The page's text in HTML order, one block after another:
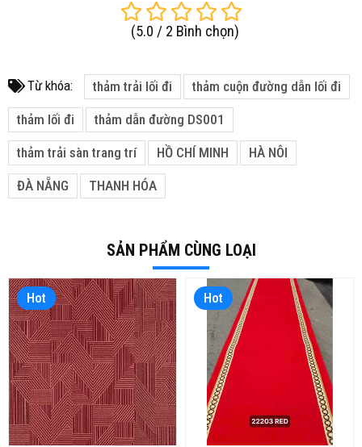
(5.0 / 2 Bình chọn)
Từ khóa: thảm trải lối đi thảm cuộn đường dẫn lối đi
thảm lối đi thảm dẫn đường DS001
thảm trải sàn trang trí HỒ CHÍ MINH HÀ NÔI
ĐÀ NẴNG THANH HÓA
SẢN PHẨM CÙNG LOẠI
Hot Hot